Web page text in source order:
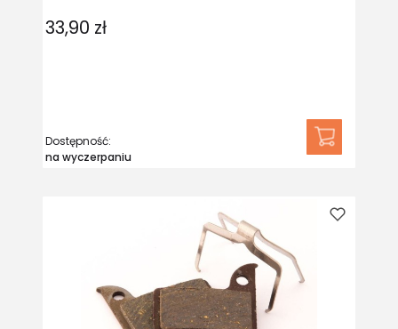
33,90 zł
Dostępność:
na wyczerpaniu